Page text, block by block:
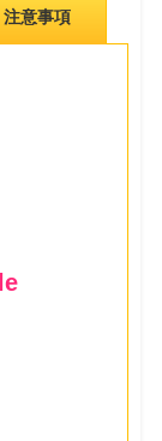
注意事項